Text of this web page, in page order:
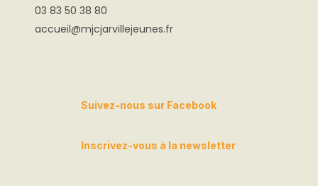
03 83 50 38 80
accueil@mjcjarvillejeunes.fr
Suivez-nous sur Facebook
Inscrivez-vous à la newsletter